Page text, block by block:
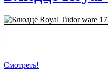
Смотреть!